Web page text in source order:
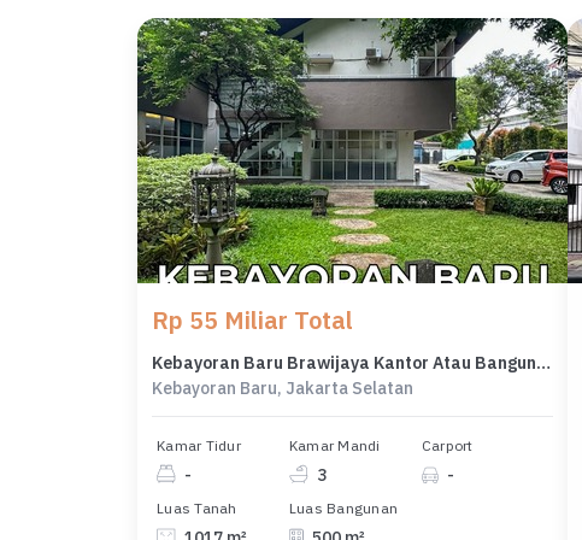
Rp 55 Miliar Total
Kebayoran Baru Brawijaya Kantor Atau Bangunan Komersil
Kebayoran Baru, Jakarta Selatan
Kamar Tidur
-
Kamar Mandi
3
Carport
-
Luas Tanah Luas Bangunan